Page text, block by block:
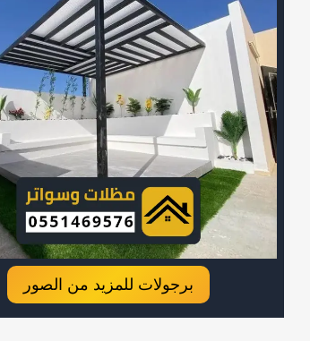
برجولات للمزيد من الصور